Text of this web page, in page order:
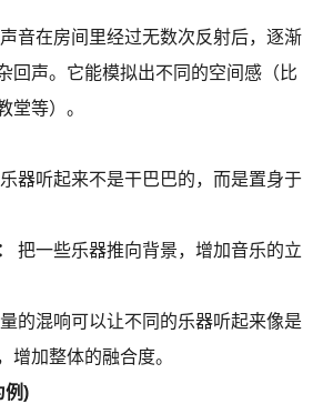
音在房间里经过无数次反射后，逐渐
回声。它能模拟出不同的空间感（比
堂等）。
器听起来不是干巴巴的，而是置身于
把一些乐器推向背景，增加音乐的立
的混响可以让不同的乐器听起来像是
增加整体的融合度。
例)